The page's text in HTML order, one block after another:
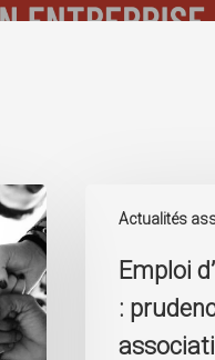
Actualités
entrepreneur
prudence
pour
Emploi
: